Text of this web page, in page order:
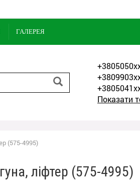
ГАЛЕРЕЯ
Показати
(575-4995)
ліфтер (575-4995)